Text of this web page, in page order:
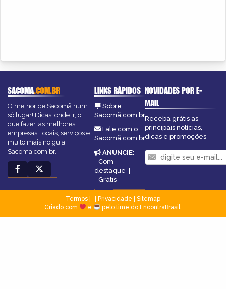
SACOMA.COM.BR
O melhor de Sacomã num
só lugar! Dicas, onde ir, o
que fazer, as melhores
empresas, locais, serviços e
muito mais no guia
Sacoma.com.br.
LINKS RÁPIDOS
Sobre
Sacomã.com.br
Fale com o
Sacomã.com.br
ANUNCIE:
Com
destaque |
Grátis
NOVIDADES POR E-
MAIL
Receba grátis as
principais notícias,
dicas e promoções
Termos Privacidade
Sitemap
Criado com
e pelo time do EncontraBrasil